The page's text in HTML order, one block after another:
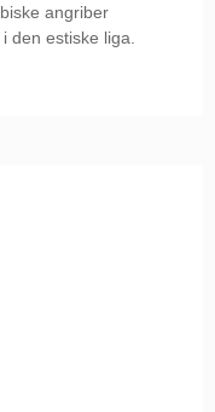
angriber
den estiske liga.